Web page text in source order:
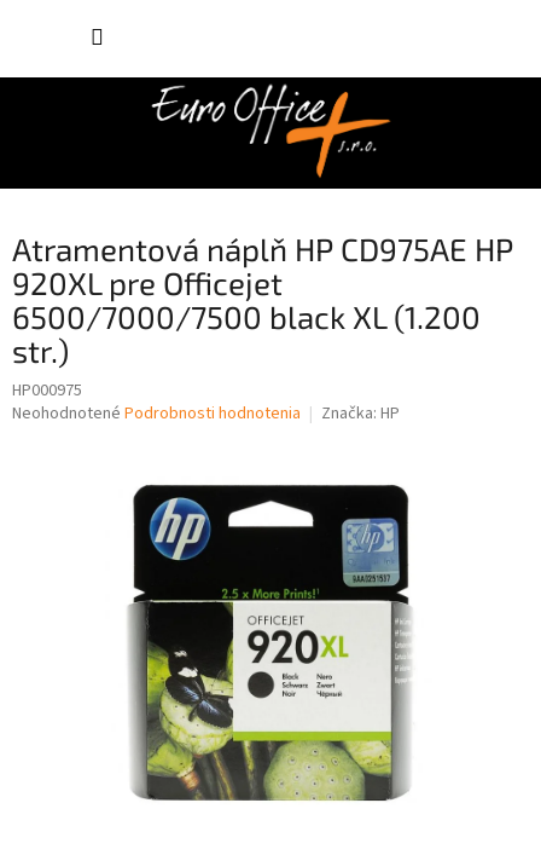
Atramentová náplň HP CD975AE HP
920XL pre Officejet
6500/7000/7500 black XL (1.200
str.)
HP000975
Priemerné
Neohodnotené Podrobnosti hodnotenia Značka: HP